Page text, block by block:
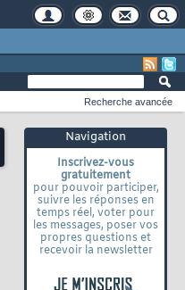
Navigation
Inscrivez-vous
gratuitement
pour pouvoir participer,
suivre les réponses en
temps réel, voter pour
les messages, poser vos
propres questions et
recevoir la newsletter
Recherche avancée